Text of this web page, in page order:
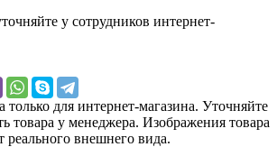
у сотрудников интернет-
только для интернет-магазина. Уточняйте
товара у менеджера. Изображения товара
реального внешнего вида.